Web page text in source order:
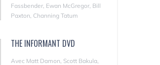
Fassbender, Ewan McGregor, Bill
Paxton, Channing Tatum
THE INFORMANT DVD
Avec Matt Damon, Scott Bakula,